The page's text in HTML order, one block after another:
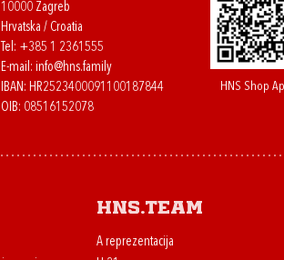
10000 Zagreb
Hrvatska / Croatia
Tel: +385 1 2361555
E-mail: info@hns.family
IBAN: HR2523400091100187844
OIB: 08516152078
HNS Shop
HNS.team
A reprezentacija